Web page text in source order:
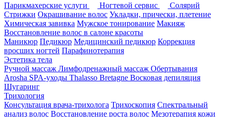
Парикмахерские услуги
Ногтевой сервис
Солярий
Стрижки Окрашивание волос Укладки, прически, плетение
Химическая завивка Мужское тонирование Макияж
Восстановление волос в салоне красоты
Маникюр Педикюр Медицинский педикюр Коррекция
вросших ногтей Парафинотерапия
Эстетика тела
Ручной массаж Лимфодренажный массаж Обертывания
Arosha SPA-уходы Thalasso Bretagne Восковая депиляция
Шугаринг
Трихология
Консультация врача-трихолога Трихоскопия Спектральный
анализ волос Восстановление роста волос Мезотерапия кожи